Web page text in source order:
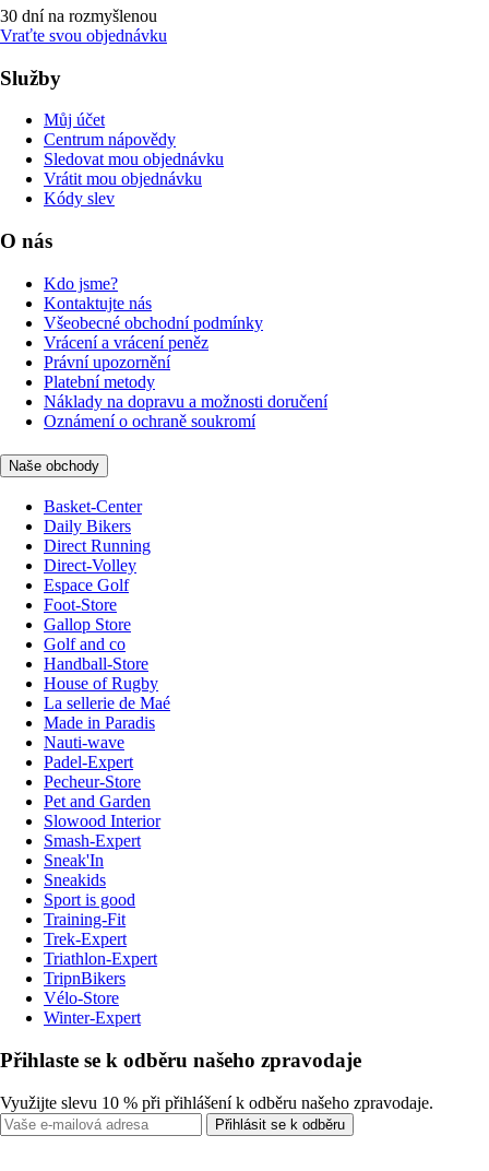
30 dní na rozmyšlenou
Vraťte svou objednávku
Služby
Můj účet
Centrum nápovědy
Sledovat mou objednávku
Vrátit mou objednávku
Kódy slev
O nás
Kdo jsme?
Kontaktujte nás
Všeobecné obchodní podmínky
Vrácení a vrácení peněz
Právní upozornění
Platební metody
Náklady na dopravu a možnosti doručení
Oznámení o ochraně soukromí
Naše obchody
Basket-Center
Daily Bikers
Direct Running
Direct-Volley
Espace Golf
Foot-Store
Gallop Store
Golf and co
Handball-Store
House of Rugby
La sellerie de Maé
Made in Paradis
Nauti-wave
Padel-Expert
Pecheur-Store
Pet and Garden
Slowood Interior
Smash-Expert
Sneak'In
Sneakids
Sport is good
Training-Fit
Trek-Expert
Triathlon-Expert
TripnBikers
Vélo-Store
Winter-Expert
Přihlaste se k odběru našeho zpravodaje
Využijte slevu 10 % při přihlášení k odběru našeho zpravodaje.
Přihlásit se k odběru